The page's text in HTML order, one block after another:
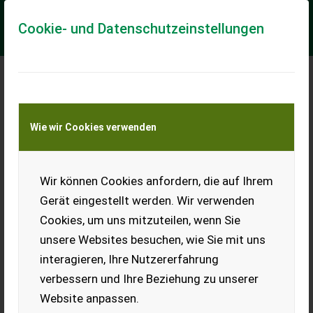
Cookie- und Datenschutzeinstellungen
Wie wir Cookies verwenden
Wir können Cookies anfordern, die auf Ihrem
Gerät eingestellt werden. Wir verwenden
Cookies, um uns mitzuteilen, wenn Sie
unsere Websites besuchen, wie Sie mit uns
interagieren, Ihre Nutzererfahrung
verbessern und Ihre Beziehung zu unserer
Website anpassen.
Meine Transportkostenanfrage
Transport von Land- und Baumaschinen –
KEINE Tiertransporte
Holzschindeln aus
Fichte und Lärche,
Unterstand und Hütte
Holzschindeln und fertige
Stallung zu verkaufen.
EUR 0